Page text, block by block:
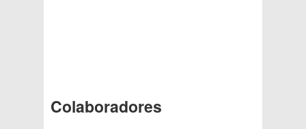
Colaboradores